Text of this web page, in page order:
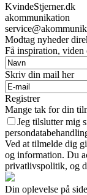
KvindeStjerner.dk
akommunikation
Modtag nyheder
Få inspiration, viden
Skriv din mail her
Registrer
Mange tak for din
Jeg tilslutter mig
Ved at tilmelde dig
og information. Du
privatlivspolitik, og
Din oplevelse på